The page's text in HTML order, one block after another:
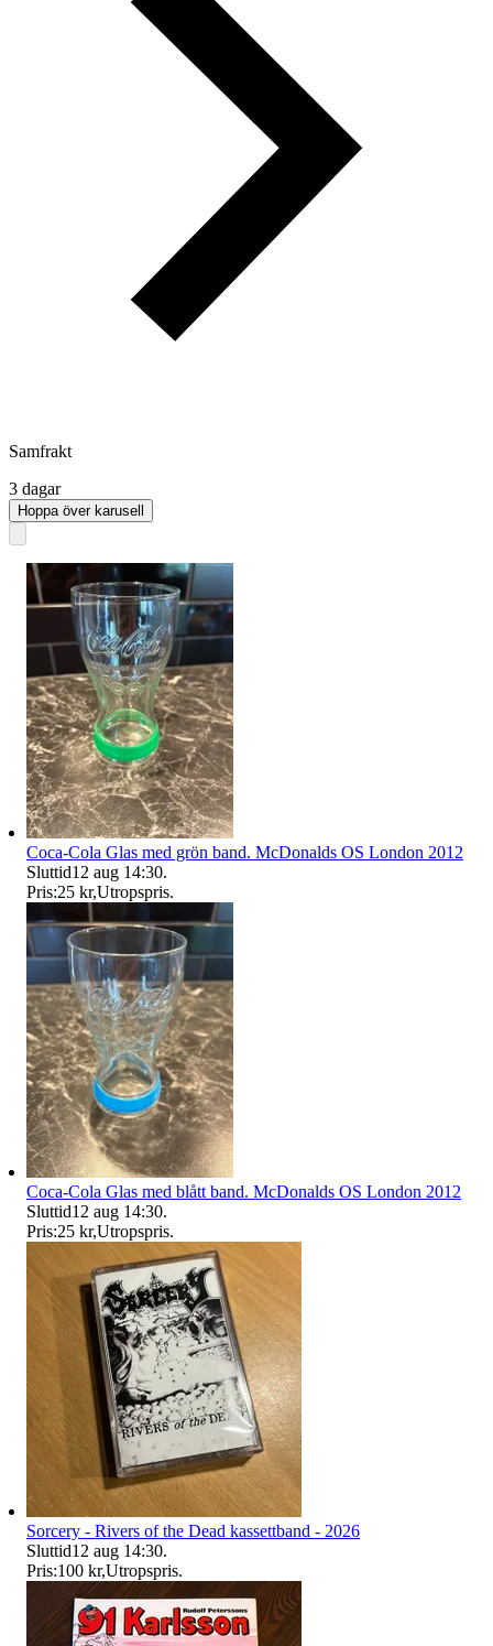
Samfrakt
3 dagar
Hoppa över karusell
Coca-Cola Glas med grön band. McDonalds OS London 2012
Sluttid12 aug 14:30.
Pris:25 kr,Utropspris.
Coca-Cola Glas med blått band. McDonalds OS London 2012
Sluttid12 aug 14:30.
Pris:25 kr,Utropspris.
Sorcery - Rivers of the Dead kassettband - 2026
Sluttid12 aug 14:30.
Pris:100 kr,Utropspris.